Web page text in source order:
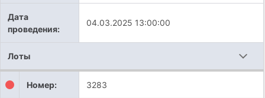
Дата
проведения:
04.03.2025 13:00:00
Лоты
Номер: 3283